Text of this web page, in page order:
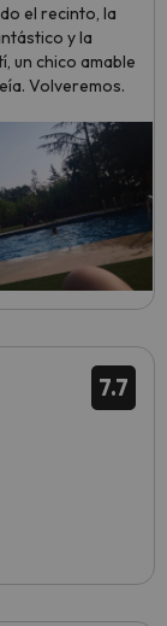
el recinto, la
y la
un chico amable
Volveremos.
7.7